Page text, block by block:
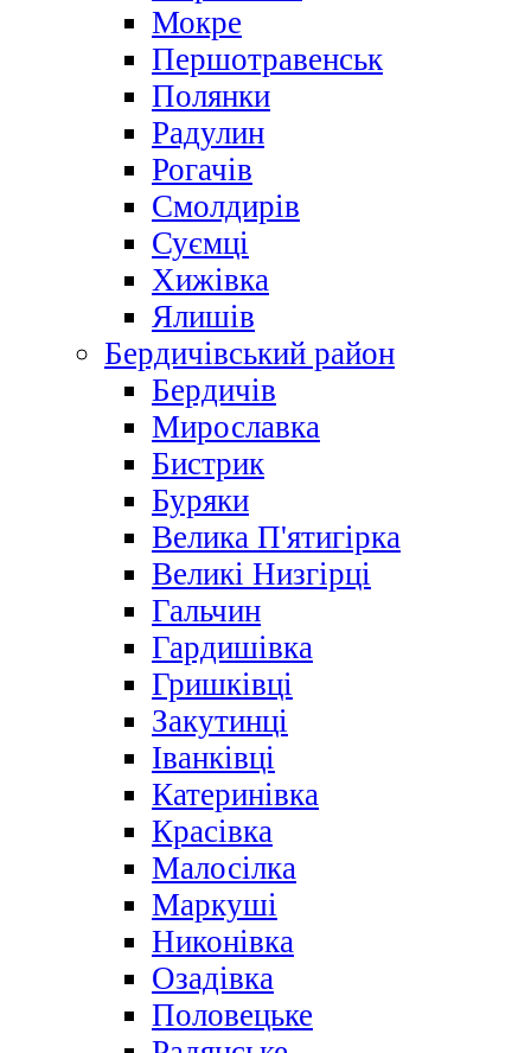
Мокре
Першотравенськ
Полянки
Радулин
Рогачів
Смолдирів
Суємці
Хижівка
Ялишів
Бердичівський район
Бердичів
Мирославка
Бистрик
Буряки
Велика П'ятигірка
Великі Низгірці
Гальчин
Гардишівка
Гришківці
Закутинці
Іванківці
Катеринівка
Красівка
Малосілка
Маркуші
Никонівка
Озадівка
Половецьке